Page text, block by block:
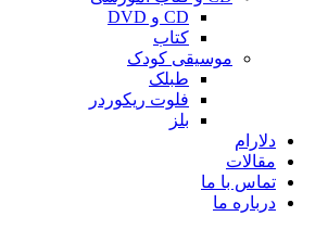
CD و DVD
کتاب
موسیقی کودک
طبلک
فلوت ریکوردر
بلز
دلارام
مقالات
تماس با ما
درباره ما